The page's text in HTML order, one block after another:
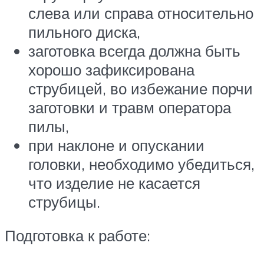
слева или справа относительно
пильного диска,
заготовка всегда должна быть
хорошо зафиксирована
струбицей, во избежание порчи
заготовки и травм оператора
пилы,
при наклоне и опускании
головки, необходимо убедиться,
что изделие не касается
струбицы.
Подготовка к работе: